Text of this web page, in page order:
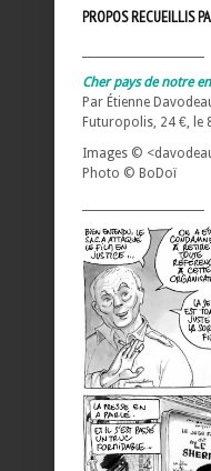
PROPOS RECUEILLIS
Cher pays de notre
Par Étienne
Futuropolis, 24 €, le
Images ©
Photo © BoDoï